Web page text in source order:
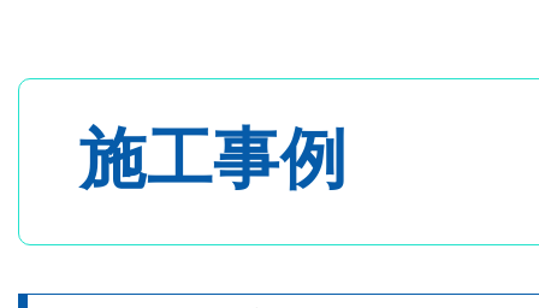
- 内窓・二重窓
施工事例